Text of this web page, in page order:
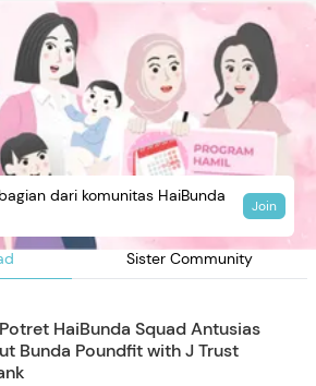
Sister Community
dari komunitas HaiBunda
Join
HaiBunda Squad Antusias
Bunda Poundfit with J Trust